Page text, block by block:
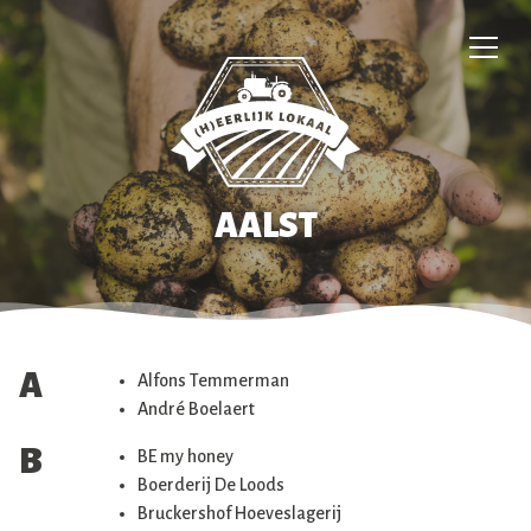
AALST
A
Alfons Temmerman
André Boelaert
B
BE my honey
Boerderij De Loods
Bruckershof Hoeveslagerij